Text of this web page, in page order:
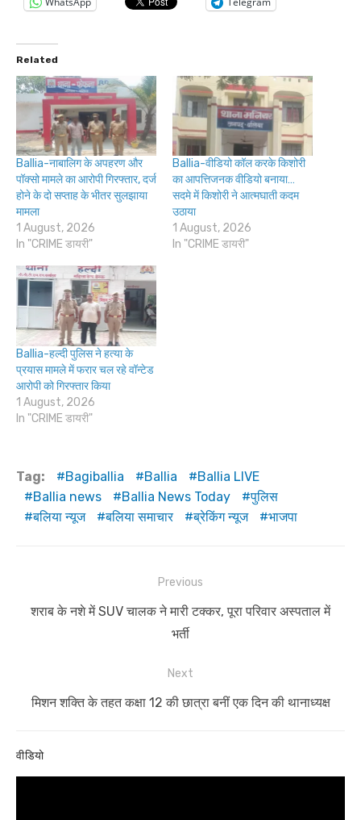
Related
Ballia-नाबालिग के अपहरण और
पॉक्सो मामले का आरोपी गिरफ्तार, दर्ज
होने के दो सप्ताह के भीतर सुलझाया
मामला
1 August, 2026
In "CRIME डायरी"
Ballia-वीडियो कॉल करके किशोरी
का आपत्तिजनक वीडियो बनाया…
सदमे में किशोरी ने आत्मघाती कदम
उठाया
1 August, 2026
In "CRIME डायरी"
Ballia-हल्दी पुलिस ने हत्या के
प्रयास मामले में फरार चल रहे वॉन्टेड
आरोपी को गिरफ्तार किया
1 August, 2026
In "CRIME डायरी"
Tag: Bagiballia Ballia
Ballia LIVE
Ballia news
Ballia News Today
पुलिस
बलिया न्यूज
बलिया समाचार ब्रेकिंग न्यूज भाजपा
navigation
Previous
Previous
शराब के नशे में SUV चालक ने मारी टक्कर, पूरा परिवार अस्पताल में
भर्ती
Next
Next
मिशन शक्ति के तहत कक्षा 12 की छात्रा बनीं एक दिन की थानाध्यक्ष
वीडियो